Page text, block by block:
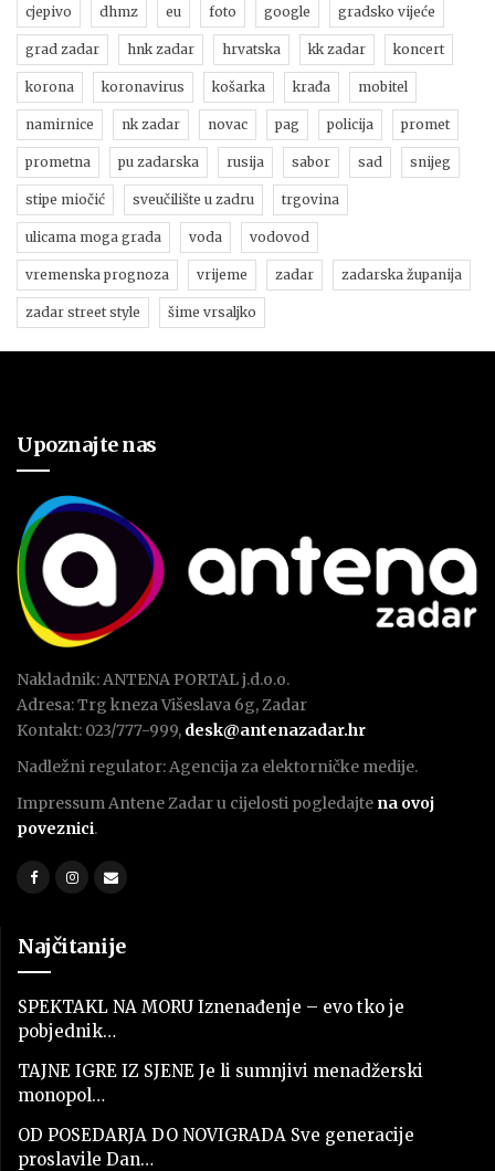
cjepivo dhmz eu foto google gradsko vijeće
grad zadar hnk zadar hrvatska kk zadar koncert
korona koronavirus košarka krađa mobitel
namirnice nk zadar novac pag policija promet
prometna pu zadarska rusija sabor sad snijeg
stipe miočić sveučilište u zadru trgovina
ulicama moga grada voda vodovod
vremenska prognoza vrijeme zadar zadarska županija
zadar street style šime vrsaljko
Upoznajte nas
Nakladnik: ANTENA PORTAL j.d.o.o.
Adresa: Trg kneza Višeslava 6g, Zadar
Kontakt: 023/777-999, desk@antenazadar.hr
Nadležni regulator: Agencija za elektorničke medije.
Impressum Antene Zadar u cijelosti pogledajte na ovoj
poveznici.
Najčitanije
SPEKTAKL NA MORU Iznenađenje – evo tko je
pobjednik…
TAJNE IGRE IZ SJENE Je li sumnjivi menadžerski
monopol…
OD POSEDARJA DO NOVIGRADA Sve generacije
proslavile Dan…